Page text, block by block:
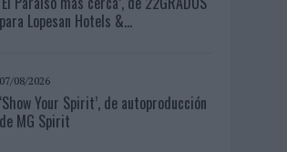
para Lopesan Hotels &...
07/08/2026
‘Show Your Spirit’, de autoproducción
de MG Spirit